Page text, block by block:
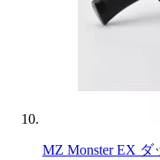
MZ Monster EX ダ